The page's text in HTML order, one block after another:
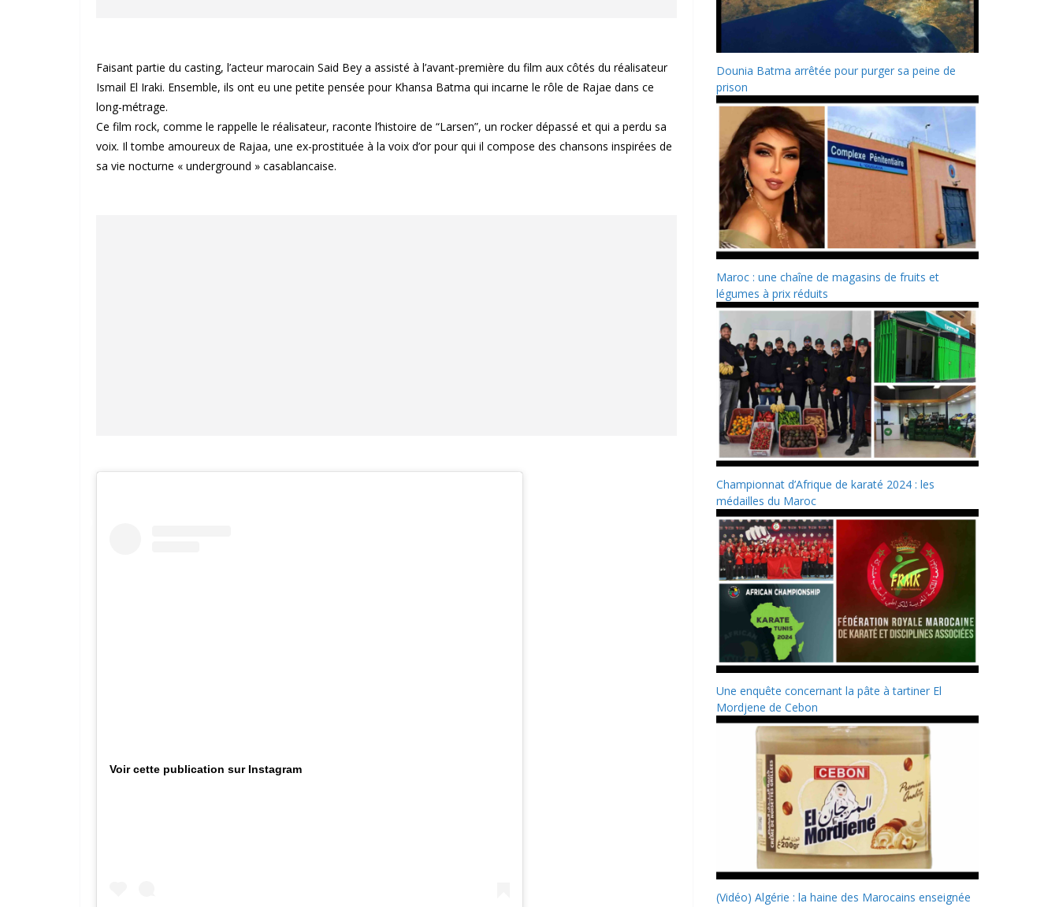
Faisant partie du casting, l’acteur marocain Said Bey a assisté à l’avant-première du film aux côtés du réalisateur
Ismail El Iraki. Ensemble, ils ont eu une petite pensée pour Khansa Batma qui incarne le rôle de Rajae dans ce
long-métrage.
Ce film rock, comme le rappelle le réalisateur, raconte l’histoire de “Larsen”, un rocker dépassé et qui a perdu sa
voix. Il tombe amoureux de Rajaa, une ex-prostituée à la voix d’or pour qui il compose des chansons inspirées de
sa vie nocturne « underground » casablancaise.
Voir cette publication sur Instagram
Dounia Batma arrêtée pour purger sa peine de
prison
Maroc : une chaîne de magasins de fruits et
légumes à prix réduits
Championnat d’Afrique de karaté 2024 : les
médailles du Maroc
Une enquête concernant la pâte à tartiner El
Mordjene de Cebon
(Vidéo) Algérie : la haine des Marocains enseignée